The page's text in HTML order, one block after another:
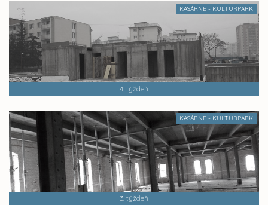
KASÁRNE - KULTURPARK
4. týždeň
KASÁRNE - KULTURPARK
3. týždeň